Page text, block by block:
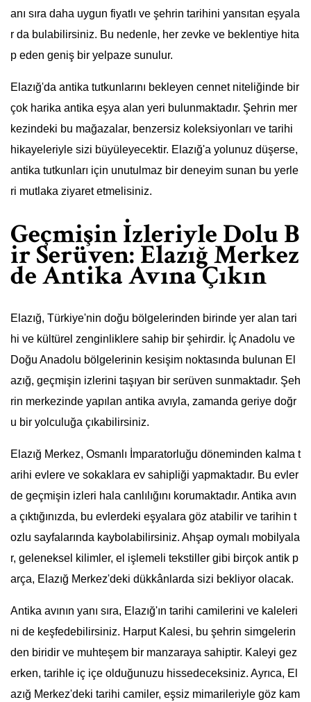
anı sıra daha uygun fiyatlı ve şehrin tarihini yansıtan eşyala
r da bulabilirsiniz. Bu nedenle, her zevke ve beklentiye hita
p eden geniş bir yelpaze sunulur.
Elazığ'da antika tutkunlarını bekleyen cennet niteliğinde bir
çok harika antika eşya alan yeri bulunmaktadır. Şehrin mer
kezindeki bu mağazalar, benzersiz koleksiyonları ve tarihi
hikayeleriyle sizi büyüleyecektir. Elazığ'a yolunuz düşerse,
antika tutkunları için unutulmaz bir deneyim sunan bu yerle
ri mutlaka ziyaret etmelisiniz.
Geçmişin İzleriyle Dolu B
ir Serüven: Elazığ Merkez
de Antika Avına Çıkın
Elazığ, Türkiye'nin doğu bölgelerinden birinde yer alan tari
hi ve kültürel zenginliklere sahip bir şehirdir. İç Anadolu ve
Doğu Anadolu bölgelerinin kesişim noktasında bulunan El
azığ, geçmişin izlerini taşıyan bir serüven sunmaktadır. Şeh
rin merkezinde yapılan antika avıyla, zamanda geriye doğr
u bir yolculuğa çıkabilirsiniz.
Elazığ Merkez, Osmanlı İmparatorluğu döneminden kalma t
arihi evlere ve sokaklara ev sahipliği yapmaktadır. Bu evler
de geçmişin izleri hala canlılığını korumaktadır. Antika avın
a çıktığınızda, bu evlerdeki eşyalara göz atabilir ve tarihin t
ozlu sayfalarında kaybolabilirsiniz. Ahşap oymalı mobilyala
r, geleneksel kilimler, el işlemeli tekstiller gibi birçok antik p
arça, Elazığ Merkez'deki dükkânlarda sizi bekliyor olacak.
Antika avının yanı sıra, Elazığ'ın tarihi camilerini ve kaleleri
ni de keşfedebilirsiniz. Harput Kalesi, bu şehrin simgelerin
den biridir ve muhteşem bir manzaraya sahiptir. Kaleyi gez
erken, tarihle iç içe olduğunuzu hissedeceksiniz. Ayrıca, El
azığ Merkez'deki tarihi camiler, eşsiz mimarileriyle göz kam